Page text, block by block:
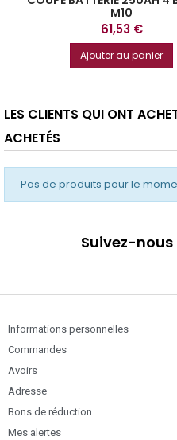
M10
Prix
61,53 €
Ajouter au panier
LES CLIENTS QUI ONT
ACHETÉS
Pas de produits pour le
Suivez-nous
Informations personnelles
Commandes
Avoirs
Adresse
Bons de réduction
Mes alertes